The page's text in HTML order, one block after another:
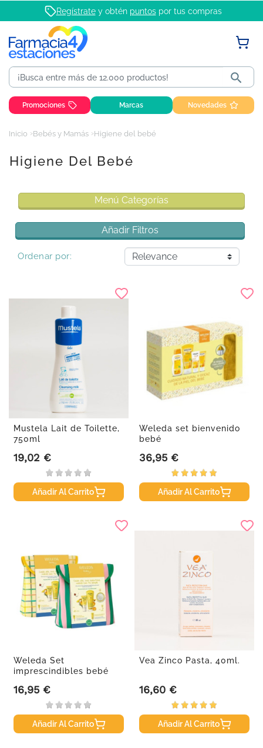
Regístratey obtén puntospor tus compras

Promociones Marcas Novedades
Inicio Bebés y Mamás Higiene del bebé
Higiene Del Bebé
Menú Categorías
Añadir Filtros
Ordenar por:
Mustela Lait de Toilette,
750ml
Precio
19,02 €
Añadir Al Carrito
Weleda set bienvenido
bebé
Precio
36,95 €
Añadir Al Carrito
Weleda Set
imprescindibles bebé
Precio
16,95 €
Añadir Al Carrito
Vea Zinco Pasta, 40ml.
Precio
16,60 €
Añadir Al Carrito